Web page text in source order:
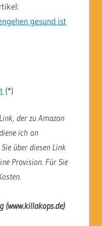
gesund ist
(*)
der zu Amazon
ich an
über diesen Link
Provision. Für Sie
(www.killakops.de)